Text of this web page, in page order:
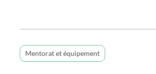
Mentorat et équipement